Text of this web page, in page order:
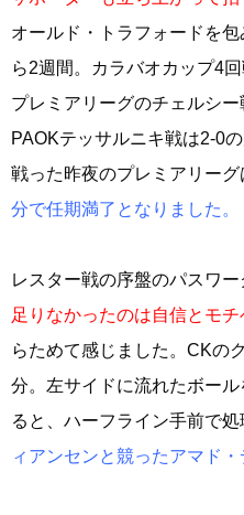
オールド・トラフォードを
ら2週間。カラバオカップ4
プレミアリーグのチェルシ
PAOKテッサルニキ戦は2-0
戦った昨夜のプレミアリーグ
分で任期満了となりました。
レスター戦の序盤のパスワー
足りなかったのは自信とモ
らためて感じました。CKの
分。左サイドに流れたボー
ると、ハーフライン手前で
ィアンセンと競ったアマド・